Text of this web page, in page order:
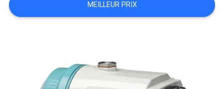
DEMANDEZ
MEILLEUR PRIX